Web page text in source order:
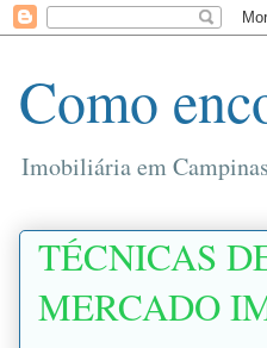
Como
Imobiliária em
TÉCNICAS
MERCADO